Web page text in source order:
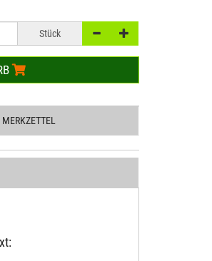
Stück
MERKZETTEL